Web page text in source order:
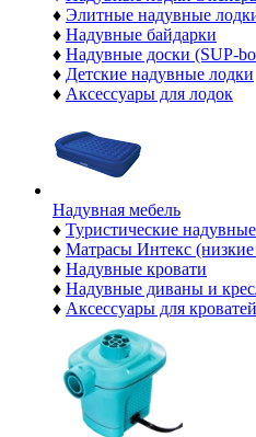
♦ Элитные надувные
♦ Надувные байдарки
♦ Надувные доски (SUP-
♦ Детские надувные лодки
♦ Аксессуары для лодок
Надувная мебель
♦ Туристические
♦ Матрасы Интекс
♦ Надувные кровати
♦ Надувные диваны и
♦ Аксессуары для кроватей